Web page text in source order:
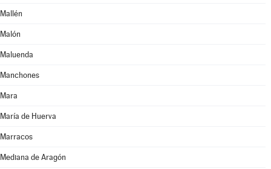
Mallén
Malón
Maluenda
Manchones
Mara
María de Huerva
Marracos
Mediana de Aragón